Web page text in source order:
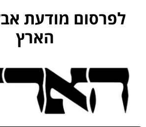
לפרסום מודעת
הארץ